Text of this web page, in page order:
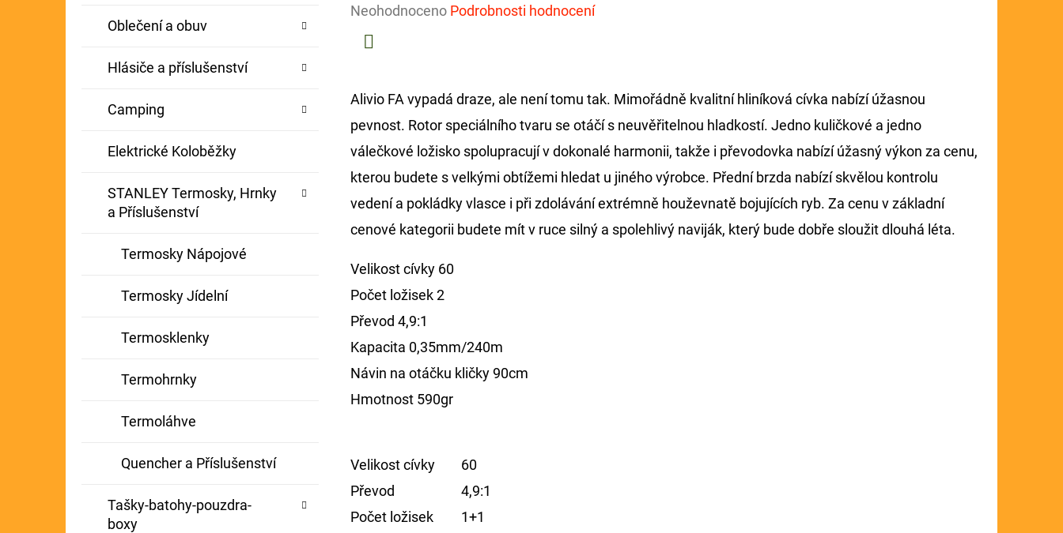
Oblečení a obuv
Hlásiče a příslušenství
Camping
Elektrické Koloběžky
STANLEY Termosky, Hrnky
a Příslušenství
Termosky Nápojové
Termosky Jídelní
Termosklenky
Termohrnky
Termoláhve
Quencher a Příslušenství
Tašky-batohy-pouzdra-
boxy
Průměrné
hodnocení
Neohodnoceno Podrobnosti hodnocení
Alivio FA vypadá draze, ale není tomu tak. Mimořádně kvalitní hliníková cívka nabízí úžasnou
pevnost. Rotor speciálního tvaru se otáčí s neuvěřitelnou hladkostí. Jedno kuličkové a jedno
válečkové ložisko spolupracují v dokonalé harmonii, takže i převodovka nabízí úžasný výkon za cenu,
kterou budete s velkými obtížemi hledat u jiného výrobce. Přední brzda nabízí skvělou kontrolu
vedení a pokládky vlasce i při zdolávání extrémně houževnatě bojujících ryb. Za cenu v základní
cenové kategorii budete mít v ruce silný a spolehlivý naviják, který bude dobře sloužit dlouhá léta.
Velikost cívky 60
Počet ložisek2
Převod 4,9:1
Kapacita 0,35mm/240m
Návin na otáčku kličky90cm
Hmotnost 590gr
Velikost cívky
60
Převod
4,9:1
Počet ložisek
1+1